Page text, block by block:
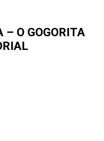
– O GOGORITA